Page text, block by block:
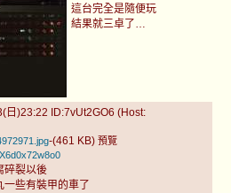
這台完全是隨便玩
結果就三卓了…
日)23:22 ID:7vUt2GO6 (Host:
-(461 KB) 預覽
碎裂以後
一些有裝甲的車了